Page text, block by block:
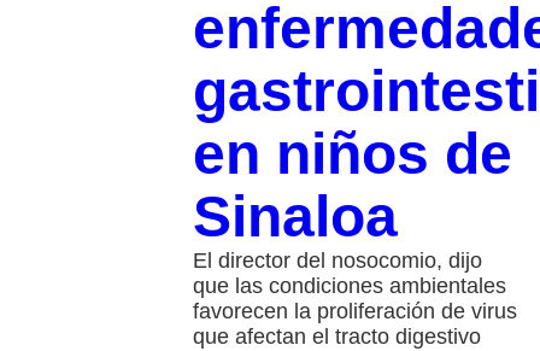
en niños de
Sinaloa
El director del nosocomio, dijo
que las condiciones ambientales
favorecen la proliferación de virus
que afectan el tracto digestivo